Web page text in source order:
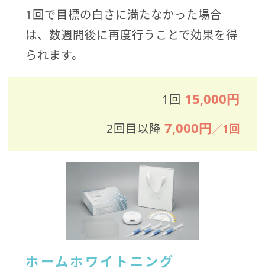
1回で目標の白さに満たなかった場合
は、数週間後に再度行うことで効果を得
られます。
1回 15,000円
2回目以降 7,000円／1回
ホームホワイトニング